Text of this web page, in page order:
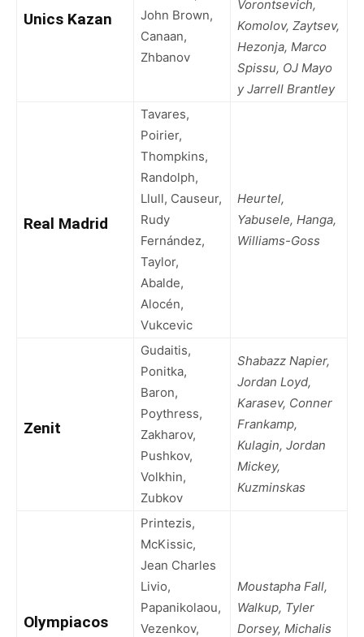
Unics Kazan
John Brown,
Canaan,
Zhbanov
Vorontsevich,
Komolov, Zaytsev,
Hezonja, Marco
Spissu, OJ Mayo
y Jarrell Brantley
Real Madrid
Tavares,
Poirier,
Thompkins,
Randolph,
Llull, Causeur,
Rudy
Fernández,
Taylor,
Abalde,
Alocén,
Vukcevic
Heurtel,
Yabusele, Hanga,
Williams-Goss
Zenit
Gudaitis,
Ponitka,
Baron,
Poythress,
Zakharov,
Pushkov,
Volkhin,
Zubkov
Shabazz Napier,
Jordan Loyd,
Karasev, Conner
Frankamp,
Kulagin, Jordan
Mickey,
Kuzminskas
Olympiacos
Printezis,
McKissic,
Jean Charles
Livio,
Papanikolaou,
Vezenkov,
Moustapha Fall,
Walkup, Tyler
Dorsey, Michalis